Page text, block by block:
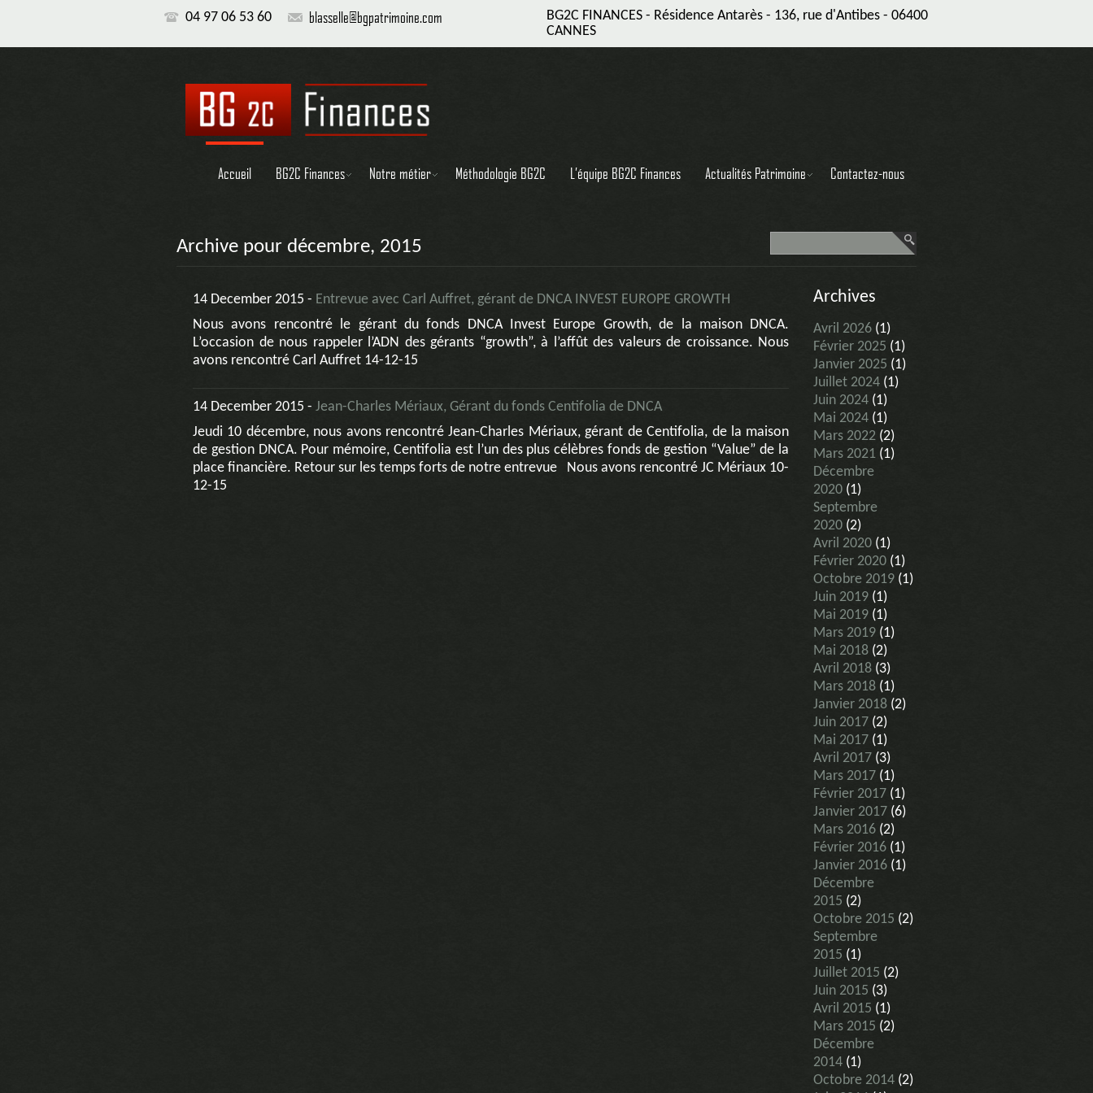
04 97 06 53 60 blasselle@bgpatrimoine.com
BG2C FINANCES - Résidence Antarès - 136, rue d'Antibes - 06400
CANNES
Accueil BG2C Finances Notre métier Méthodologie BG2C L’équipe BG2C Finances Actualités Patrimoine Contactez-nous
Archive pour décembre, 2015
14 December 2015 - Entrevue avec Carl Auffret, gérant de DNCA INVEST EUROPE GROWTH
Nous avons rencontré le gérant du fonds DNCA Invest Europe Growth, de la maison DNCA.
L’occasion de nous rappeler l’ADN des gérants “growth”, à l’affût des valeurs de croissance. Nous
avons rencontré Carl Auffret 14-12-15
14 December 2015 - Jean-Charles Mériaux, Gérant du fonds Centifolia de DNCA
Jeudi 10 décembre, nous avons rencontré Jean-Charles Mériaux, gérant de Centifolia, de la maison
de gestion DNCA. Pour mémoire, Centifolia est l’un des plus célèbres fonds de gestion “Value” de la
place financière. Retour sur les temps forts de notre entrevue Nous avons rencontré JC Mériaux 10-
12-15
Archives
Avril 2026 (1)
Février 2025 (1)
Janvier 2025 (1)
Juillet 2024 (1)
Juin 2024 (1)
Mai 2024 (1)
Mars 2022 (2)
Mars 2021 (1)
Décembre
2020 (1)
Septembre
2020 (2)
Avril 2020 (1)
Février 2020 (1)
Octobre 2019 (1)
Juin 2019 (1)
Mai 2019 (1)
Mars 2019 (1)
Mai 2018 (2)
Avril 2018 (3)
Mars 2018 (1)
Janvier 2018 (2)
Juin 2017 (2)
Mai 2017 (1)
Avril 2017 (3)
Mars 2017 (1)
Février 2017 (1)
Janvier 2017 (6)
Mars 2016 (2)
Février 2016 (1)
Janvier 2016 (1)
Décembre
2015 (2)
Octobre 2015 (2)
Septembre
2015 (1)
Juillet 2015 (2)
Juin 2015 (3)
Avril 2015 (1)
Mars 2015 (2)
Décembre
2014 (1)
Octobre 2014 (2)